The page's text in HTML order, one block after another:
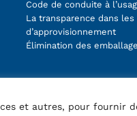
et autres, pour fournir
Code de conduite à
La transparence dans les
d’approvisionnement
Élimination des